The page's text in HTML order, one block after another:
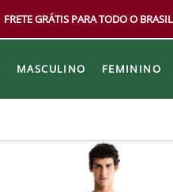
FRETE GRÁTIS PARA TODO O
MASCULINO FEMININO